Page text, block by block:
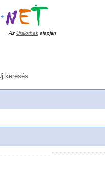
Az Uralothek alapján
keresés